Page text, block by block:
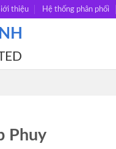
thiệu Hệ thống phân phối
Phuy